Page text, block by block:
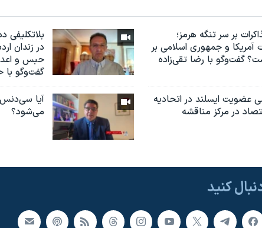
بر سر تنگه هرمز؛
آمریکا و جمهوری اسلامی بر
گفت‌وگو با رضا تقی‌زاده
در زندان
حبس و
گفت‌وگو با
عضویت ایسلند در اتحادیه
در مرکز مناقشه
آیا سی‌دنس
می‌شود؟
کنید